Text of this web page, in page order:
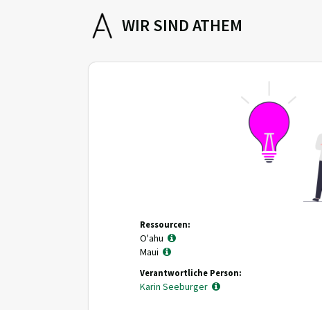
WIR SIND ATHEM
Ressourcen:
O'ahu
Maui
Verantwortliche Person:
Karin Seeburger